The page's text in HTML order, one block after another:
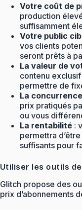
Votre coût de
production
suffisamment
Votre public
vos clients
seront prêts à
La valeur de
contenu
permettre de
La concurrence
prix pratiqués
ou vous
La rentabilité :
permettra
suffisants pour
Utiliser les outils
Glitch propose des
prix d’abonnements